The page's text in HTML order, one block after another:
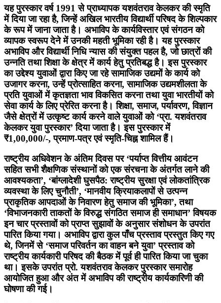
यह पुरस्कार वर्ष 1991 से प्राध्यापक यशवंतराव केलकर की स्मृति
में दिया जा रहा है, जिन्हें अखिल भारतीय विद्यार्थी परिषद के शिल्पकार
के रूप में जाना जाता है। अभाविप के कार्यविस्तार एवं संगठन को
व्यापक स्वरूप देने में उनकी महती भूमिका रही है। यह पुरस्कार
अभाविप और विद्यार्थी निधि न्यास की संयुक्त पहल है, जो छात्रों की
उन्नति तथा शिक्षा के क्षेत्र में कार्य हेतु प्रतिबद्ध है। इस पुरस्कार
का उद्देश्य युवाओं द्वारा किए जा रहे सामाजिक उद्यमों के कार्य को
उजागर करना, उन्हें प्रोत्साहित करना, सामाजिक उद्यमशीलता के
प्रति युवाओं में कृतज्ञता भाव विकसित करना तथा युवा भारतीयों को
सेवा कार्य के लिए प्रेरित करना है। शिक्षा, समाज, पर्यावरण, विज्ञान
जैसे क्षेत्रों में उत्कृष्ट कार्य करने वाले युवाओं को ‘प्रा. यशवंतराव
केलकर युवा पुरस्कार’ दिया जाता है। इस पुरस्कार में
₹1,00,000/-, प्रमाण-पत्र एवं स्मृति-चिह्न शामिल हैं।
राष्ट्रीय अधिवेशन के अंतिम दिवस पर ‘पर्याप्त वित्तीय आवंटन
सहित सभी शैक्षणिक संस्थानों को एक संरचना के अंतर्गत लाने की
आवश्यकता’, ‘बांग्लादेशी घुसपैठ: राष्ट्रीय सुरक्षा एवं लोकतांत्रिक
व्यवस्था के लिए चुनौती’, ‘मानवीय क्रियाकलापों से उत्पन्न
प्राकृतिक आपदाओं के निवारण हेतु समाज की भूमिका’, तथा
‘विभाजनकारी ताकतों के विरुद्ध संगठित समाज ही समाधान’ विषयक
इन चार प्रस्तावों को प्राप्त सुझावों के अनुसार संशोधन के उपरांत
पारित किया गया। अभाविप द्वारा कुल पाँच प्रस्ताव प्रस्तुत किए गए
थे, जिनमें से ‘समाज परिवर्तन का वाहन बने युवा’ प्रस्ताव को
राष्ट्रीय कार्यकारी परिषद की बैठक में पूर्व ही पारित किया जा चुका
था। इसके उपरांत प्रो. यशवंतराव केलकर पुरस्कार समारोह
आयोजित हुआ और अंत में अभाविप की राष्ट्रीय कार्यकारिणी की
घोषणा की गई।